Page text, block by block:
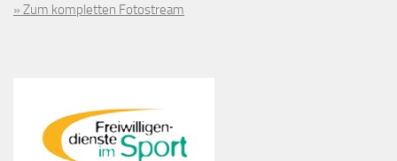
» Zum kompletten Fotostream